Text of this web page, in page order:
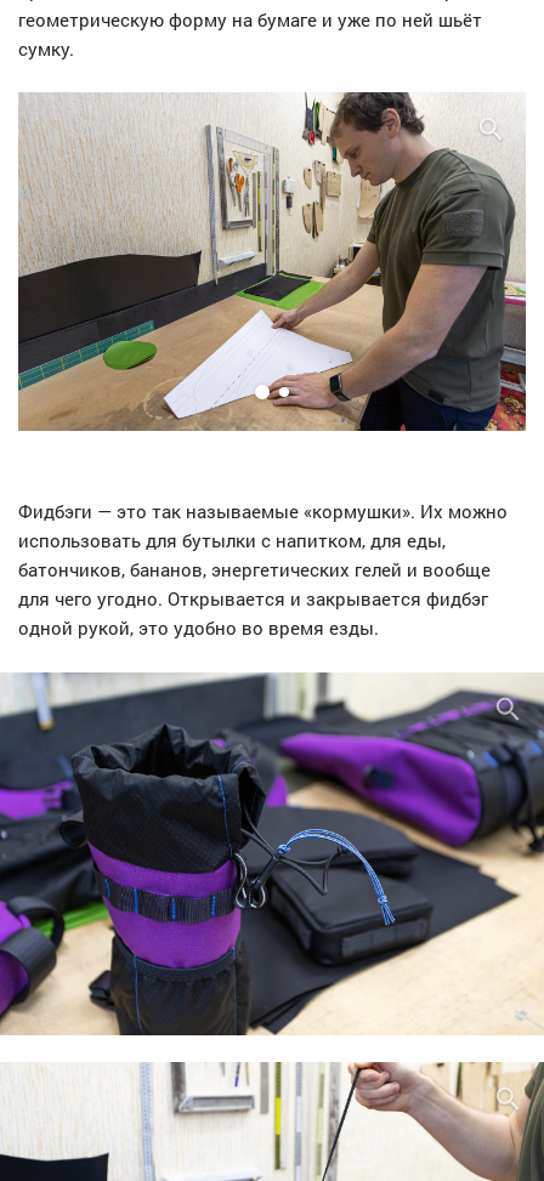
геометрическую форму на бумаге и уже по ней шьёт
сумку.
Фидбэги — это так называемые «кормушки». Их можно
использовать для бутылки с напитком, для еды,
батончиков, бананов, энергетических гелей и вообще
для чего угодно. Открывается и закрывается фидбэг
одной рукой, это удобно во время езды.